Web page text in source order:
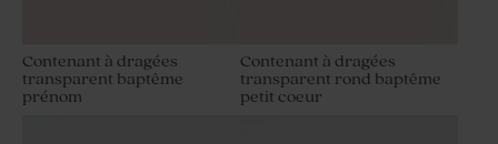
Contenant à dragées
transparent baptême
prénom
Contenant à dragées
transparent rond baptême
petit coeur